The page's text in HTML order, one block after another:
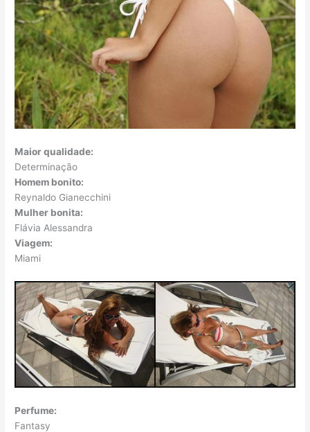
Maior qualidade:
Determinação
Homem bonito:
Reynaldo Gianecchini
Mulher bonita:
Flávia Alessandra
Viagem:
Miami
Perfume:
Fantasy